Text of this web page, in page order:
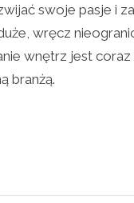
swoje pasje i
wręcz
wnętrz jest
branżą.